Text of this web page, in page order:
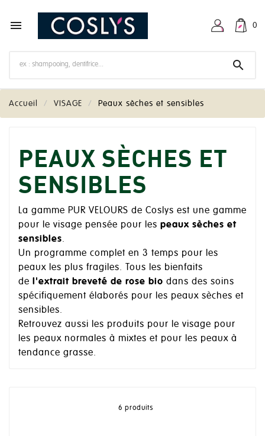
 0

Accueil VISAGE Peaux sèches et sensibles
PEAUX SÈCHES ET
SENSIBLES
La gamme PUR VELOURS de Coslys est une gamme
pour le visage pensée pour les peaux sèches et
sensibles.
Un programme complet en 3 temps pour les
peaux les plus fragiles. Tous les bienfaits
de l'extrait breveté de rose bio dans des soins
spécifiquement élaborés pour les peaux sèches et
sensibles.
Retrouvez aussi les produits pour le visage pour
les peaux normales à mixtes et pour les peaux à
tendance grasse.
6 produits